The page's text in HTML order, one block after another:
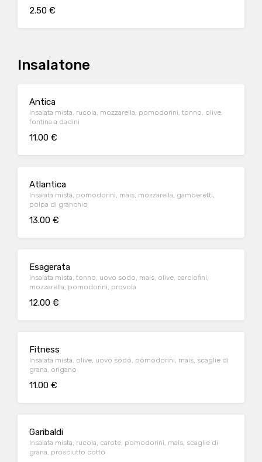
2.50 €
Insalatone
Antica
Insalata mista, rucola, mozzarella, pomodorini, tonno, olive,
fontina a dadini
11.00 €
Atlantica
Insalata mista, pomodorini, mais, mozzarella, gamberetti,
polpa di granchio
13.00 €
Esagerata
Insalata mista, tonno, uovo sodo, mais, olive, carciofini,
mozzarella, pomodorini, provola
12.00 €
Fitness
Insalata mista, olive, uovo sodo, pomodorini, mais, scaglie di
grana, origano
11.00 €
Garibaldi
Insalata mista, rucola, carote, pomodorini, mais, scaglie di
grana, prosciutto cotto